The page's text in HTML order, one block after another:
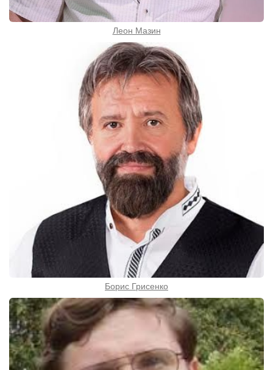
Леон Мазин
Борис Грисенко